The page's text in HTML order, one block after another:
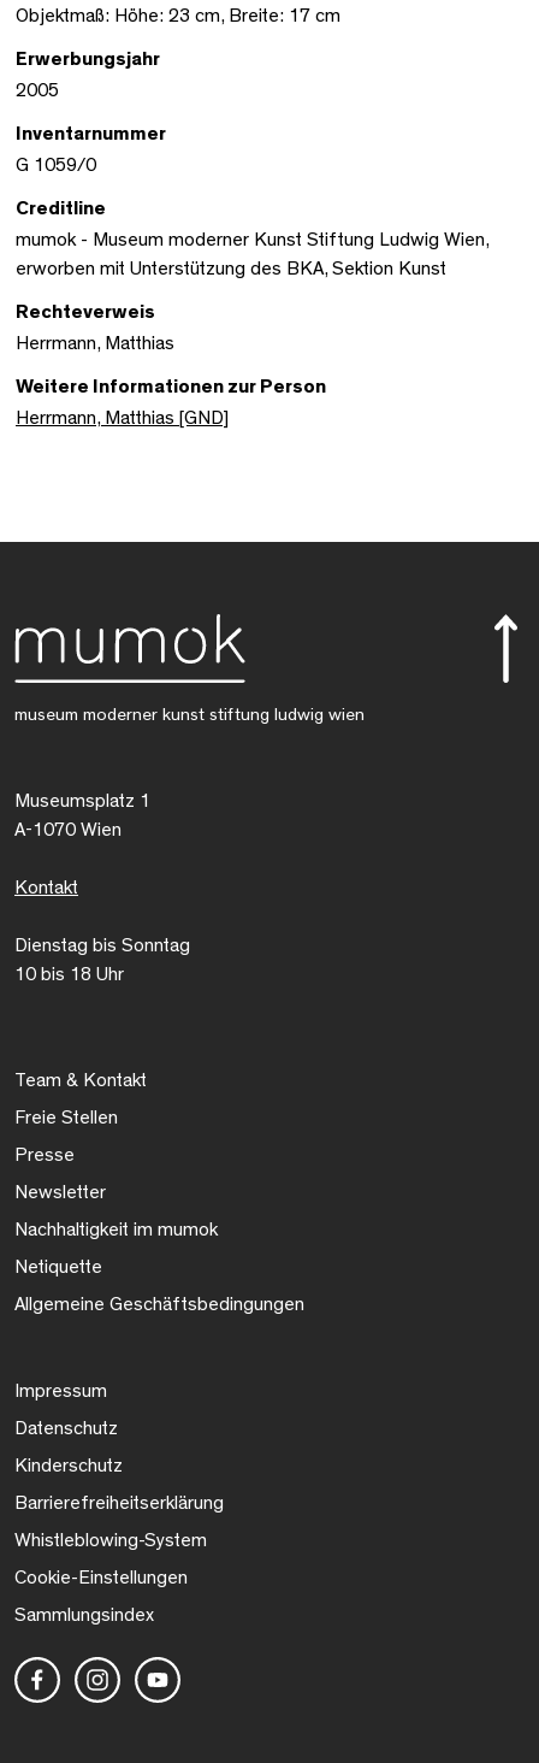
Objektmaß: Höhe: 23 cm, Breite: 17 cm
Erwerbungsjahr
2005
Inventarnummer
G 1059/0
Creditline
mumok - Museum moderner Kunst Stiftung Ludwig Wien,
erworben mit Unterstützung des BKA, Sektion Kunst
Rechteverweis
Herrmann, Matthias
Weitere Informationen zur Person
Herrmann, Matthias [GND]
museum moderner kunst stiftung ludwig wien
Museumsplatz 1
A-1070 Wien
Kontakt
Dienstag bis Sonntag
10 bis 18 Uhr
Team & Kontakt
Freie Stellen
Presse
Newsletter
Nachhaltigkeit im mumok
Netiquette
Allgemeine Geschäftsbedingungen
Impressum
Datenschutz
Kinderschutz
Barrierefreiheitserklärung
Whistleblowing-System
Cookie-Einstellungen
Sammlungsindex